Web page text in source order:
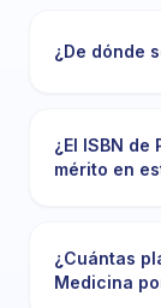
¿De dónde
¿El ISBN
mérito en
¿Cuántas
Medicina